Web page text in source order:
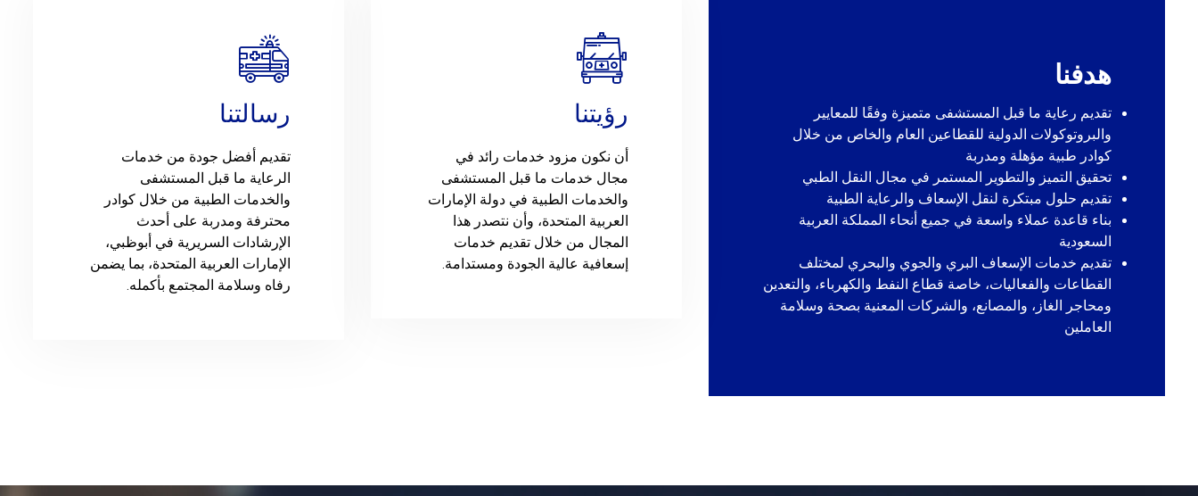
هدفنا
تقديم رعاية ما قبل المستشفى متميزة وفقًا للمعايير
والبروتوكولات الدولية للقطاعين العام والخاص من خلال
كوادر طبية مؤهلة ومدربة
تحقيق التميز والتطوير المستمر في مجال النقل الطبي
تقديم حلول مبتكرة لنقل الإسعاف والرعاية الطبية
بناء قاعدة عملاء واسعة في جميع أنحاء المملكة العربية
السعودية
تقديم خدمات الإسعاف البري والجوي والبحري لمختلف
القطاعات والفعاليات، خاصة قطاع النفط والكهرباء، والتعدين
ومحاجر الغاز، والمصانع، والشركات المعنية بصحة وسلامة
العاملين
رؤيتنا
أن نكون مزود خدمات رائد في
مجال خدمات ما قبل المستشفى
والخدمات الطبية في دولة الإمارات
العربية المتحدة، وأن نتصدر هذا
المجال من خلال تقديم خدمات
إسعافية عالية الجودة ومستدامة.
رسالتنا
تقديم أفضل جودة من خدمات
الرعاية ما قبل المستشفى
والخدمات الطبية من خلال كوادر
محترفة ومدربة على أحدث
الإرشادات السريرية في أبوظبي،
الإمارات العربية المتحدة، بما يضمن
رفاه وسلامة المجتمع بأكمله.